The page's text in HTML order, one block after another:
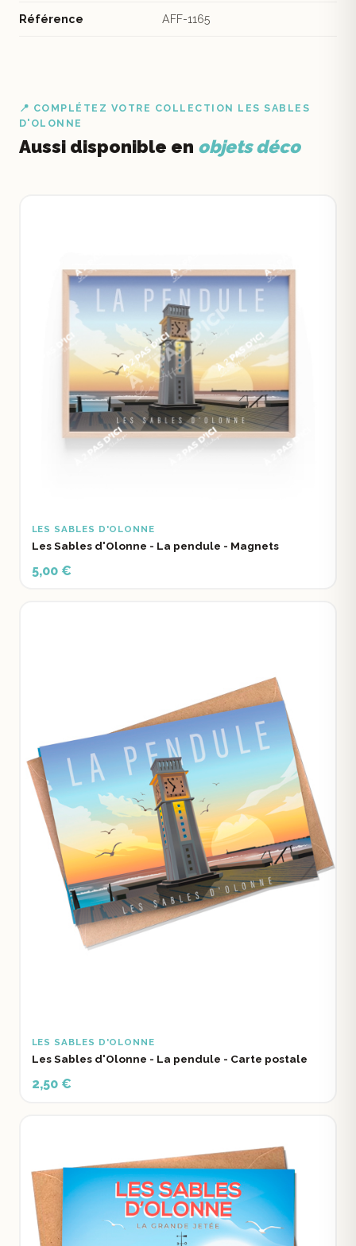
Référence AFF-1165
📍 COMPLÉTEZ VOTRE COLLECTION LES SABLES
D'OLONNE
Aussi disponible en objets déco
LES SABLES D'OLONNE
Les Sables d'Olonne - La pendule - Magnets
5,00 €
LES SABLES D'OLONNE
Les Sables d'Olonne - La pendule - Carte postale
2,50 €